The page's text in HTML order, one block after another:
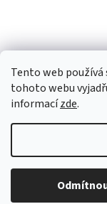
Tento web
tohoto webu
informacízde.
Copyright